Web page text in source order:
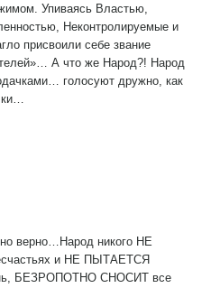
Упиваясь Властью,
Неконтролируемые и
присвоили себе звание
А что же Народ?! Народ
голосуют дружно, как
верно…Народ никого НЕ
и НЕ ПЫТАЕТСЯ
БЕЗРОПОТНО СНОСИТ все